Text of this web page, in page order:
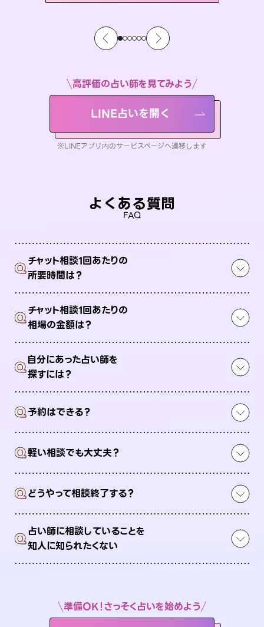
高評価の占い師を見てみよう
LINE占いを開く
※LINEアプリ内のサービスページへ遷移します
よくある質問
FAQ
Qチャット相談1回あたりの
所要時間は？
Qチャット相談1回あたりの
相場の金額は？
Q自分にあった占い師を
探すには？
Q予約はできる？
Q軽い相談でも大丈夫？
Qどうやって相談終了する？
Q占い師に相談していることを
知人に知られたくない
準備OK！さっそく占いを始めよう